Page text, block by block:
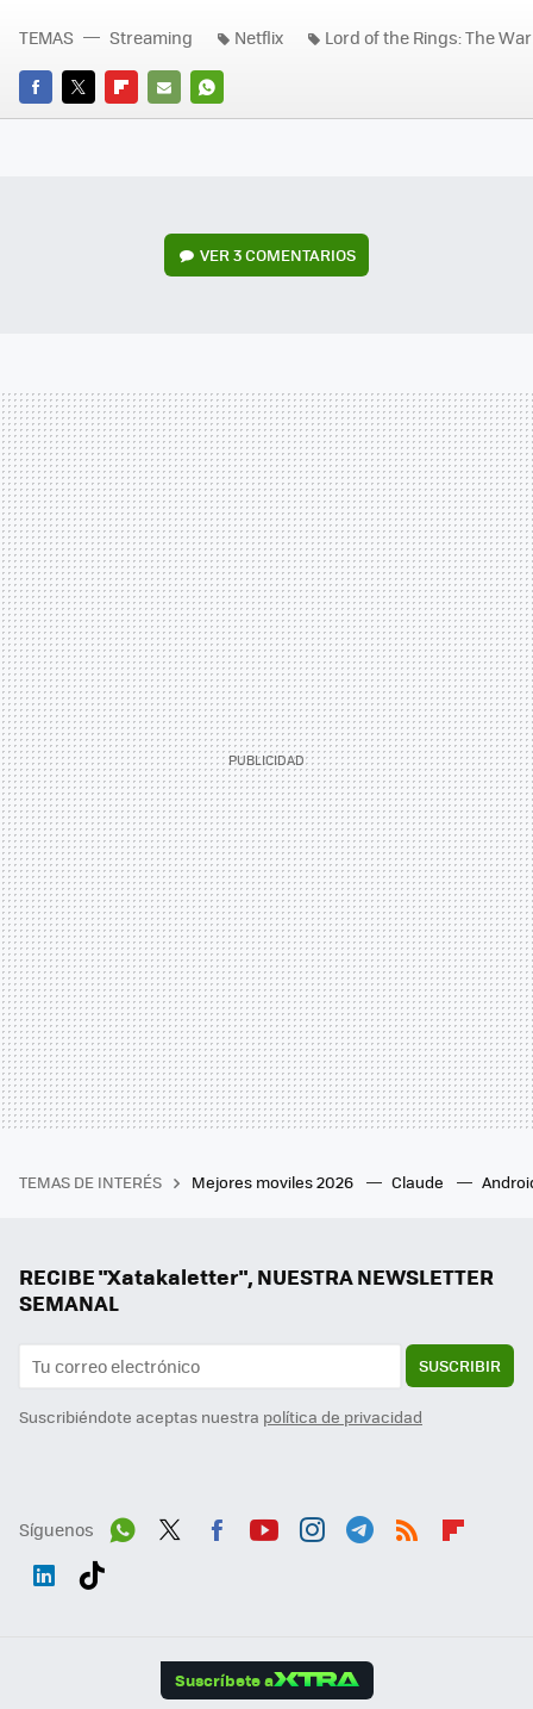
FACEBOOK
TWITTERFLIPBOARD
E-
WHATSAPP
TEMAS Streaming Netflix Lord of the Rings: The
VER3 COMENTARIOS
TEMAS DE INTERÉS Mejores moviles 2026 Claude
RECIBE "Xatakaletter", NUESTRA NEWSLETTER
SEMANAL
SUSCRIBIR
Suscribiéndote aceptas nuestra política de privacidad
Síguenos
Suscríbete a